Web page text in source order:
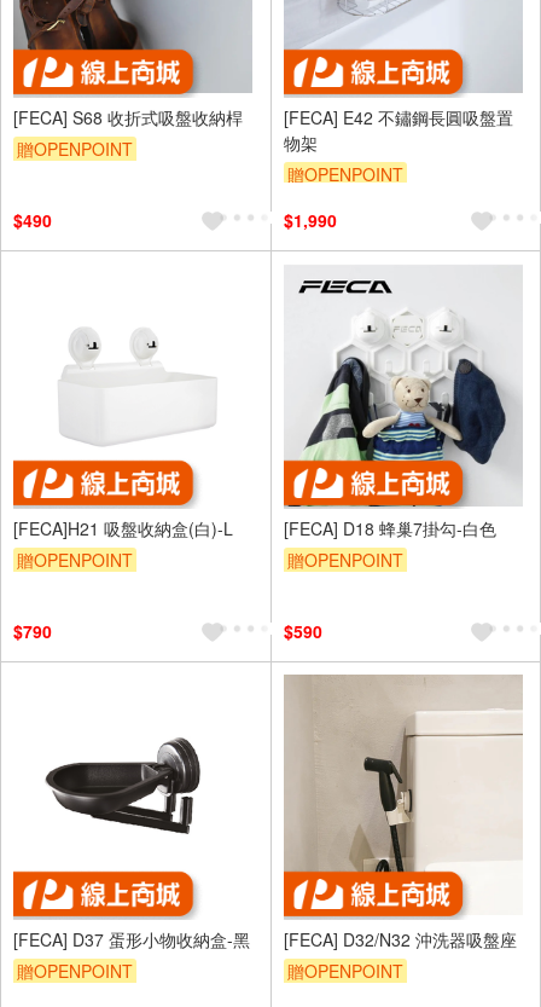
[FECA] S68 收折式吸盤收納桿
贈OPENPOINT
$490
[FECA] E42 不鏽鋼長圓吸盤置
物架
贈OPENPOINT
$1,990
[FECA]H21 吸盤收納盒(白)-L
贈OPENPOINT
$790
[FECA] D18 蜂巢7掛勾-白色
贈OPENPOINT
$590
[FECA] D37 蛋形小物收納盒-黑
贈OPENPOINT
[FECA] D32/N32 沖洗器吸盤座
贈OPENPOINT